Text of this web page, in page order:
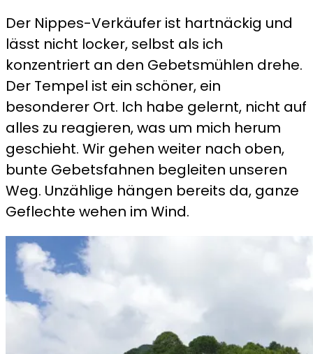
Der Nippes-Verkäufer ist hartnäckig und
lässt nicht locker, selbst als ich
konzentriert an den Gebetsmühlen drehe.
Der Tempel ist ein schöner, ein
besonderer Ort. Ich habe gelernt, nicht auf
alles zu reagieren, was um mich herum
geschieht. Wir gehen weiter nach oben,
bunte Gebetsfahnen begleiten unseren
Weg. Unzählige hängen bereits da, ganze
Geflechte wehen im Wind.